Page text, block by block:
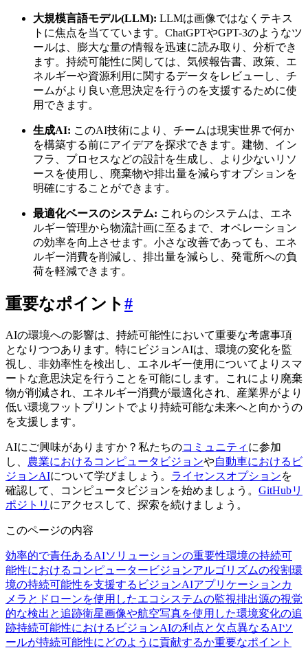
大規模言語モデル(LLM): LLMは画像ではなくテキス
トに焦点を当てています。ChatGPTやGPT-3のようなツ
ールは、膨大な量の情報を迅速に読み取り、分析でき
ます。持続可能性に関しては、気候報告書、政策、エ
ネルギーや資源利用に関するデータをレビューし、チ
ームがより良い意思決定を行うのを支援するために使
用できます。
生成AI: このAI技術により、チームは現実世界で何か
を構築する前にアイデアを探求できます。建物、イン
フラ、プロセスなどの設計を生成し、より少ないリソ
ースを使用し、廃棄物や排出量を減らすオプションを
明確にすることができます。
最適化ベースのシステム: これらのシステムは、エネ
ルギー管理から物流計画に至るまで、オペレーション
の効率を向上させます。小さな改善であっても、エネ
ルギー消費を削減し、排出量を減らし、発電所への負
荷を軽減できます。
重要なポイント#
AIの環境への影響は、持続可能性において重要な考慮事項
となりつつあります。特にビジョンAIは、環境の変化を監
視し、非効率性を検出し、エネルギー使用についてよりスマ
ートな意思決定を行うことを可能にします。これにより廃棄
物が削減され、エネルギー消費が最適化され、産業界がより
低い環境フットプリントでより持続可能な未来へと向かうの
を支援します。
AIにご興味がありますか？私たちのコミュニティ に参加
し、 農業におけるコンピュータビジョンや自動車におけるビ
ジョンAIについて学びましょう。 ライセンスオプションを
確認して、コンピュータビジョンを始めましょう。 GitHubリ
ポジトリ にアクセスして、探索を続けましょう。
このページの内容
効率的で責任あるAIソリューションの重要性環境の持続可
能性におけるコンピュータービジョンアルゴリズムの役割環
境の持続可能性を支援するビジョンAIアプリケーションカ
メラとドローンを使用したエコシステムの監視排出源の視覚
的な検出と追跡衛星画像や航空写真を使用した環境変化の追
跡持続可能性におけるビジョンAIの利点と欠点異なるAIツ
ールが持続可能性にどのように貢献するか重要なポイント